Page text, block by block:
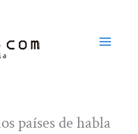
países de habla